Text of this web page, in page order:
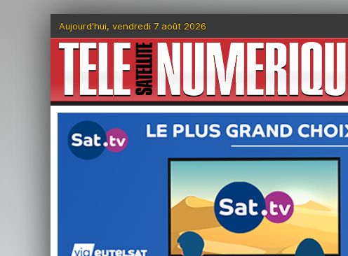
Aujourd'hui, vendredi 7 août 2026